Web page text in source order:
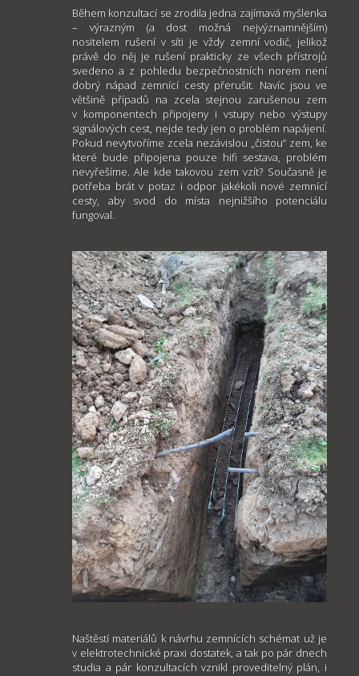
Během konzultací se zrodila jedna zajímavá myšlenka
– výrazným (a dost možná nejvýznamnějším)
nositelem rušení v síti je vždy zemní vodič, jelikož
právě do něj je rušení prakticky ze všech přístrojů
svedeno a z pohledu bezpečnostních norem není
dobrý nápad zemnící cesty přerušit. Navíc jsou ve
většině případů na zcela stejnou zarušenou zem
v komponentech připojeny i vstupy nebo výstupy
signálových cest, nejde tedy jen o problém napájení.
Pokud nevytvoříme zcela nezávislou „čistou“ zem, ke
které bude připojena pouze hifi sestava, problém
nevyřešíme. Ale kde takovou zem vzít? Současně je
potřeba brát v potaz i odpor jakékoli nové zemnící
cesty, aby svod do místa nejnižšího potenciálu
fungoval.
Naštěstí materiálů k návrhu zemnících schémat už je
v elektrotechnické praxi dostatek, a tak po pár dnech
studia a pár konzultacích vznikl proveditelný plán, i